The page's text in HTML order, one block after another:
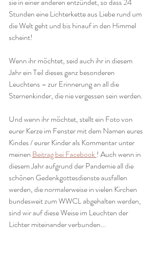
Stunden eine Lichterkette aus Liebe rund um
die Welt geht und bis hinauf in den Himmel
scheint!
Wenn ihr möchtet, seid auch ihr in diesem
Jahr ein Teil dieses ganz besonderen
Leuchtens – zur Erinnerung an all die
Sternenkinder, die nie vergessen sein werden.
Und wenn ihr möchtet, stellt ein Foto von
eurer Kerze im Fenster mit dem Namen eures
Kindes / eurer Kinder als Kommentar unter
meinen Beitrag bei Facebook ! Auch wenn in
diesem Jahr aufgrund der Pandemie all die
schönen Gedenkgottesdienste ausfallen
werden, die normalerweise in vielen Kirchen
bundesweit zum WWCL abgehalten werden,
sind wir auf diese Weise im Leuchten der
Lichter miteinander verbunden...